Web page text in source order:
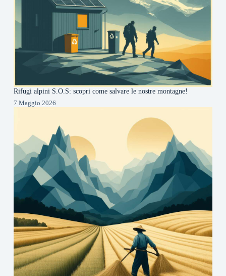
Rifugi alpini S.O.S: scopri come salvare le nostre montagne!
7 Maggio 2026